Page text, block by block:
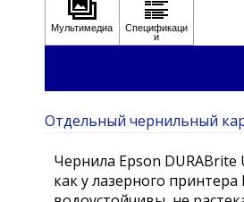
Отдельный чернильный
Чернила Epson
как у лазерного